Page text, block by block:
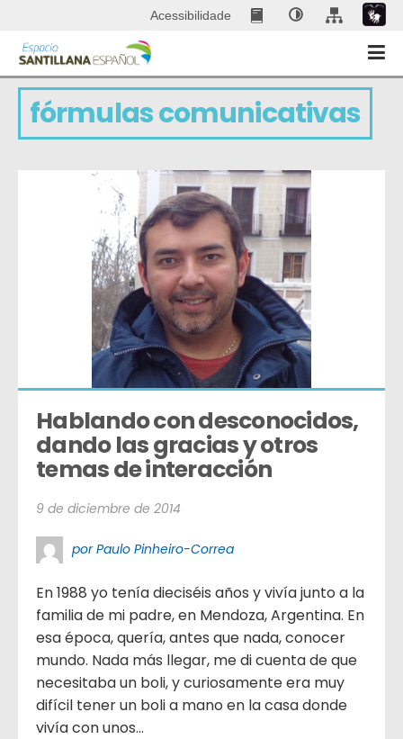
Acessibilidade
fórmulas comunicativas
Hablando con desconocidos,
dando las gracias y otros
temas de interacción
9 de diciembre de 2014
por Paulo Pinheiro-Correa
En 1988 yo tenía dieciséis años y vivía junto a la
familia de mi padre, en Mendoza, Argentina. En
esa época, quería, antes que nada, conocer
mundo. Nada más llegar, me di cuenta de que
necesitaba un boli, y curiosamente era muy
difícil tener un boli a mano en la casa donde
vivía con unos...